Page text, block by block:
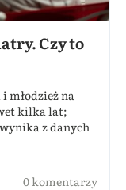
Czy to
młodzież na
kilka lat;
z danych
0 komentarzy